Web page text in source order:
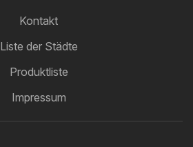
Kontakt
Liste der Städte
Produktliste
Impressum